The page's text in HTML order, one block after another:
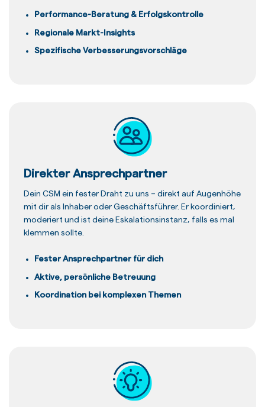
Performance-Beratung & Erfolgskontrolle
Regionale Markt-Insights
Spezifische Verbesserungsvorschläge
Direkter Ansprechpartner
Dein CSM ein fester Draht zu uns – direkt auf Augenhöhe
mit dir als Inhaber oder Geschäftsführer. Er koordiniert,
moderiert und ist deine Eskalationsinstanz, falls es mal
klemmen sollte.
Fester Ansprechpartner für dich
Aktive, persönliche Betreuung
Koordination bei komplexen Themen